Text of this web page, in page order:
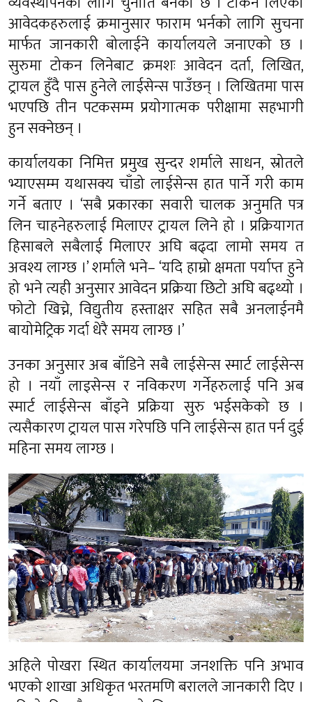
आवेदकहरुलाई क्रमानुसार फाराम भर्नको लागि सुचना
मार्फत जानकारी बोलाईने कार्यालयले जनाएको छ ।
सुरुमा टोकन लिनेबाट क्रमशः आवेदन दर्ता, लिखित,
ट्रायल हुँदै पास हुनेले लाईसेन्स पाउँछन् । लिखितमा पास
भएपछि तीन पटकसम्म प्रयोगात्मक परीक्षामा सहभागी
हुन सक्नेछन् ।
कार्यालयका निमित्त प्रमुख सुन्दर शर्माले साधन, स्रोतले
भ्याएसम्म यथासक्य चाँडो लाईसेन्स हात पार्ने गरी काम
गर्ने बताए । ‘सबै प्रकारका सवारी चालक अनुमति पत्र
लिन चाहनेहरुलाई मिलाएर ट्रायल लिने हो । प्रक्रियागत
हिसाबले सबैलाई मिलाएर अघि बढ्दा लामो समय त
अवश्य लाग्छ ।’ शर्माले भने– ‘यदि हाम्रो क्षमता पर्याप्त हुने
हो भने त्यही अनुसार आवेदन प्रक्रिया छिटो अघि बढ्थ्यो ।
फोटो खिच्ने, विद्युतीय हस्ताक्षर सहित सबै अनलाईनमै
बायोमेट्रिक गर्दा धेरै समय लाग्छ ।’
उनका अनुसार अब बाँडिने सबै लाईसेन्स स्मार्ट लाईसेन्स
हो । नयाँ लाइसेन्स र नविकरण गर्नेहरुलाई पनि अब
स्मार्ट लाईसेन्स बाँड्ने प्रक्रिया सुरु भईसकेको छ ।
त्यसैकारण ट्रायल पास गरेपछि पनि लाईसेन्स हात पर्न दुई
महिना समय लाग्छ ।
अहिले पोखरा स्थित कार्यालयमा जनशक्ति पनि अभाव
भएको शाखा अधिकृत भरतमणि बरालले जानकारी दिए ।